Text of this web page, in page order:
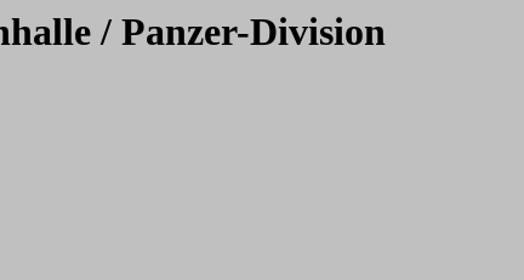
/ Panzer-Division